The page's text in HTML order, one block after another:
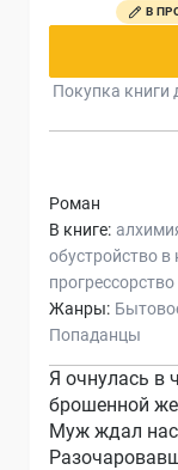
В
Покупка книги
Роман
В книге:
обустройство
прогрессорство
Жанры:
Попаданцы
Я очнулась в
брошенной
Муж ждал